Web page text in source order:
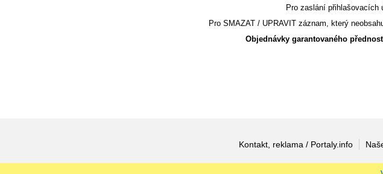
Pro zaslání přihlašovacích
Pro SMAZAT / UPRAVIT záznam, který
Objednávky garantovaného
Kontakt, reklama / Portaly.info